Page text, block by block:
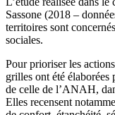
Sassone (2018 –
territoires sont
sociales.
Pour prioriser les
grilles ont été élaborées
de celle de l’ANAH,
Elles recensent